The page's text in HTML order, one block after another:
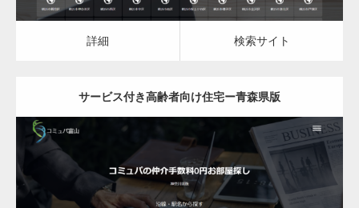
詳細 検索サイト
サービス付き高齢者向け住宅ー青森県版
更新日： 2023.03.09